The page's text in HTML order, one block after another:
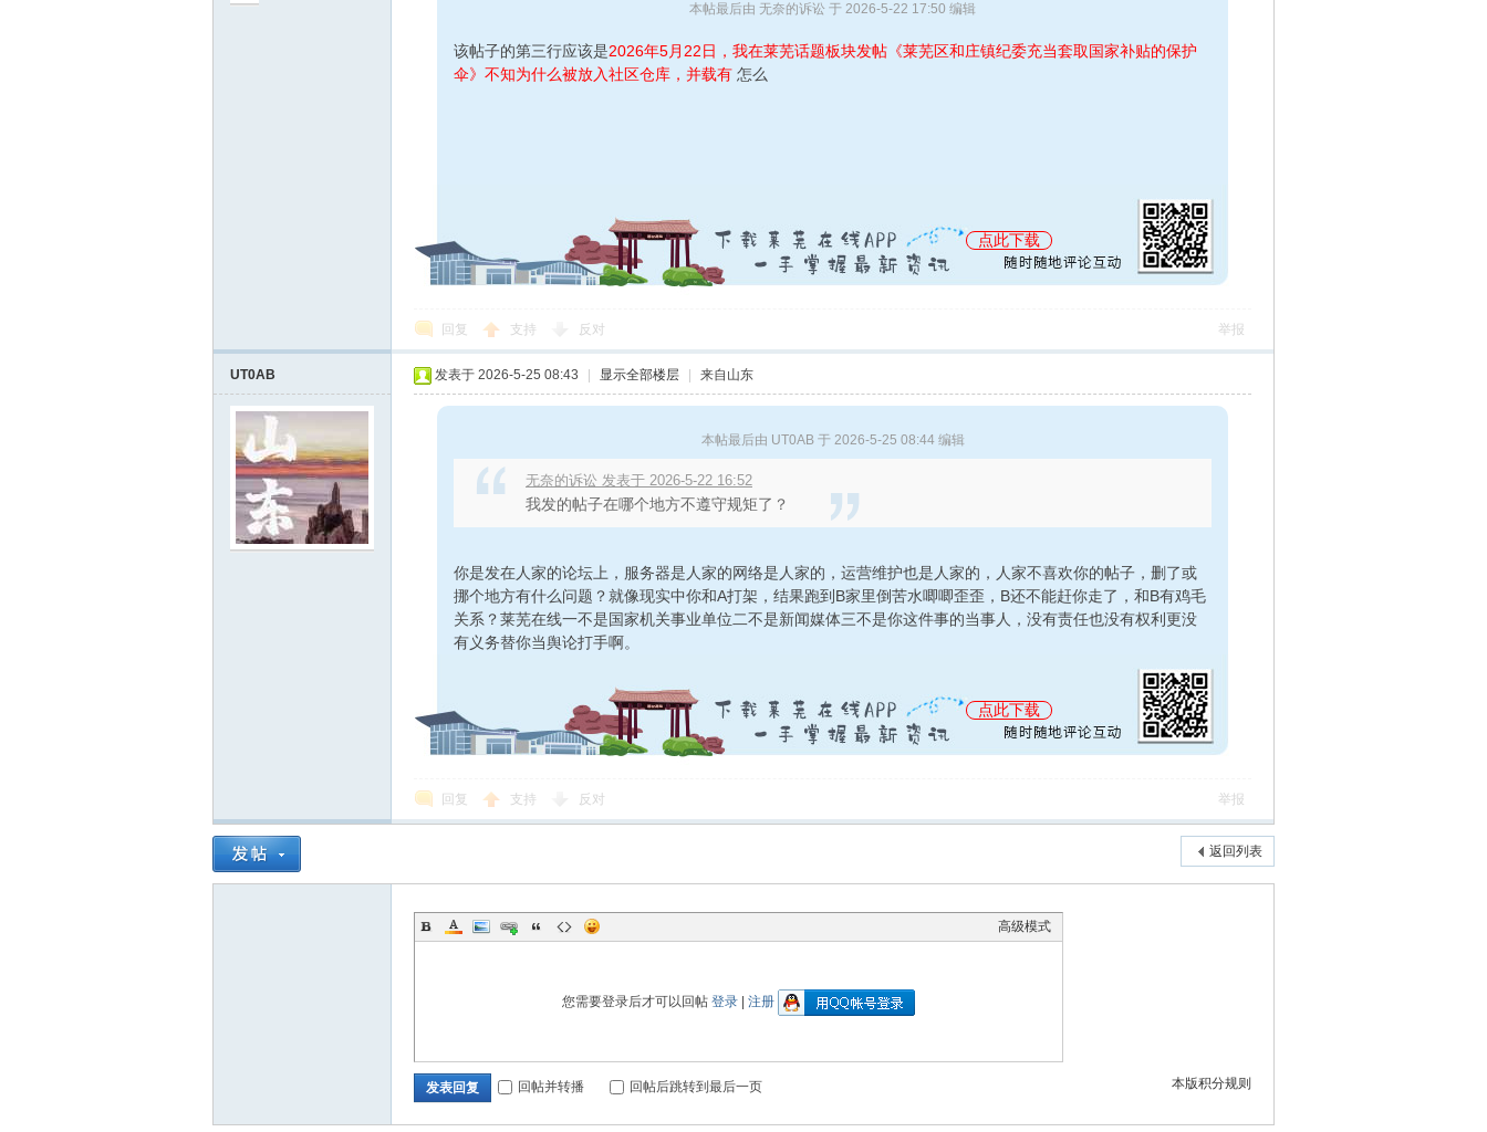
本帖最后由 无奈的诉讼 于 2026-5-22 17:50 编辑
该帖子的第三行应该是2026年5月22日，我在莱芜话题板块发帖《莱芜区和庄镇纪委充当套取国家补贴的保护
伞》不知为什么被放入社区仓库，并载有 怎么
点此下载
回复 支持 反对 举报
UT0AB 发表于 2026-5-25 08:43 显示全部楼层 来自山东
本帖最后由 UT0AB 于 2026-5-25 08:44 编辑
无奈的诉讼 发表于 2026-5-22 16:52
我发的帖子在哪个地方不遵守规矩了？
你是发在人家的论坛上，服务器是人家的网络是人家的，运营维护也是人家的，人家不喜欢你的帖子，删了或
挪个地方有什么问题？就像现实中你和A打架，结果跑到B家里倒苦水唧唧歪歪，B还不能赶你走了，和B有鸡毛
关系？莱芜在线一不是国家机关事业单位二不是新闻媒体三不是你这件事的当事人，没有责任也没有权利更没
有义务替你当舆论打手啊。
点此下载
回复 支持 反对 举报
返回列表
高级模式
您需要登录后才可以回帖 登录 注册
本版积分规则
发表回复 回帖并转播 回帖后跳转到最后一页